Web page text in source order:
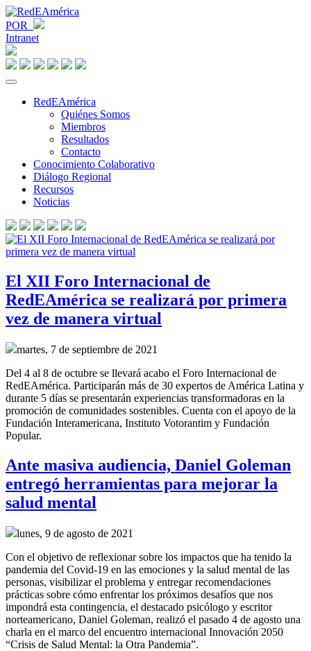
POR
Intranet
RedEAmérica
Quiénes Somos
Miembros
Resultados
Contacto
Conocimiento Colaborativo
Diálogo Regional
Recursos
Noticias
El XII Foro Internacional de
RedEAmérica se realizará por primera
vez de manera virtual
martes, 7 de septiembre de 2021
Del 4 al 8 de octubre se llevará acabo el Foro Internacional de
RedEAmérica. Participarán más de 30 expertos de América Latina y
durante 5 días se presentarán experiencias transformadoras en la
promoción de comunidades sostenibles. Cuenta con el apoyo de la
Fundación Interamericana, Instituto Votorantim y Fundación
Popular.
Ante masiva audiencia, Daniel Goleman
entregó herramientas para mejorar la
salud mental
lunes, 9 de agosto de 2021
Con el objetivo de reflexionar sobre los impactos que ha tenido la
pandemia del Covid-19 en las emociones y la salud mental de las
personas, visibilizar el problema y entregar recomendaciones
prácticas sobre cómo enfrentar los próximos desafíos que nos
impondrá esta contingencia, el destacado psicólogo y escritor
norteamericano, Daniel Goleman, realizó el pasado 4 de agosto una
charla en el marco del encuentro internacional Innovación 2050
“Crisis de Salud Mental: la Otra Pandemia”.